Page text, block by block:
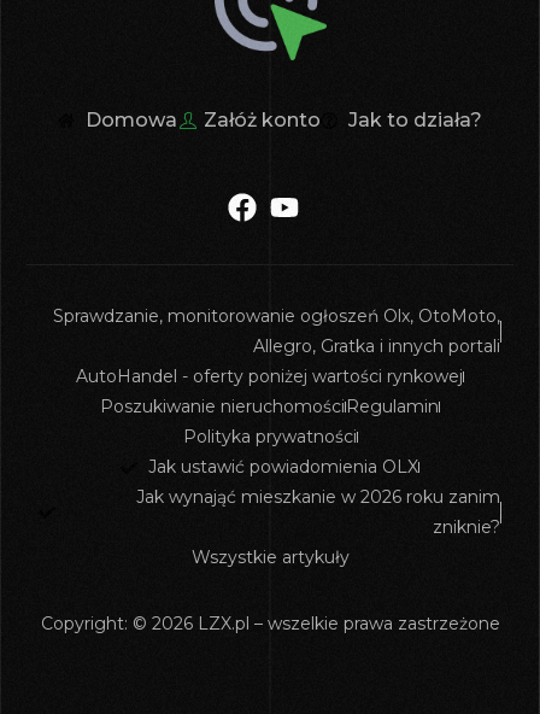
Domowa Załóż konto Jak to działa?
Copyright: © 2026 LZX.pl – wszelkie prawa zastrzeżone
Sprawdzanie, monitorowanie ogłoszeń Olx, OtoMoto,
Allegro, Gratka i innych portali
AutoHandel - oferty poniżej wartości rynkowej
Poszukiwanie nieruchomości Regulamin
Polityka prywatności
Jak ustawić powiadomienia OLX
Jak wynająć mieszkanie w 2026 roku zanim
zniknie?
Wszystkie artykuły